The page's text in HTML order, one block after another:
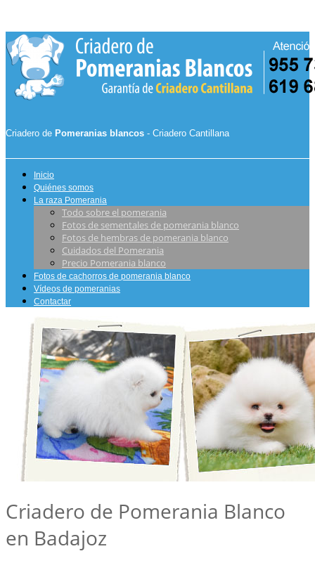
Criadero de Pomeranias blancos - Criadero Cantillana
Inicio
Quiénes somos
La raza Pomerania
Todo sobre el pomerania
Fotos de sementales de pomerania blanco
Fotos de hembras de pomerania blanco
Cuidados del Pomerania
Precio Pomerania blanco
Fotos de cachorros de pomerania blanco
Vídeos de pomeranias
Contactar
Criadero de Pomerania Blanco
en Badajoz